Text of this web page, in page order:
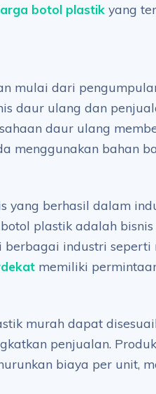
botol plastik yang
mulai dari
daur ulang dan
daur ulang
menggunakan bahan
yang berhasil dalam
plastik adalah
berbagai industri seperti
memiliki
murah dapat
penjualan.
biaya per unit,